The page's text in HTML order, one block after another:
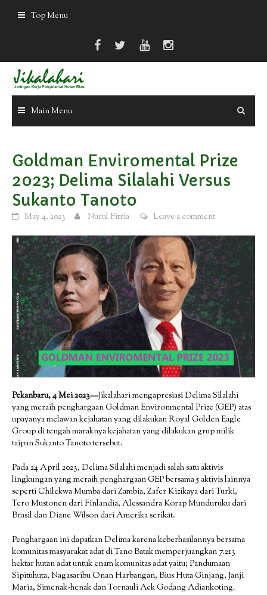
Top Menu
Main Menu
Goldman Enviromental Prize
2023; Delima Silalahi Versus
Sukanto Tanoto
May 4, 2023 Nurul Fitria Leave a comment
Pekanbaru, 4 Mei 2023—Jikalahari mengapresiasi Delima Silalahi
yang meraih penghargaan Goldman Environmental Prize (GEP) atas
upayanya melawan kejahatan yang dilakukan Royal Golden Eagle
Group di tengah maraknya kejahatan yang dilakukan grup milik
taipan Sukanto Tanoto tersebut.
Pada 24 April 2023, Delima Silalahi menjadi salah satu aktivis
lingkungan yang meraih penghargaan GEP bersama 5 aktivis lainnya
seperti Chilekwa Mumba dari Zambia, Zafer Kizikaya dari Turki,
Tero Mustonen dari Finlandia, Alessandra Korap Munduruku dari
Brasil dan Diane Wilson dari Amerika serikat.
Penghargaan ini dapatkan Delima karena keberhasilannya bersama
komunitas masyarakat adat di Tano Batak memperjuangkan 7.213
hektar hutan adat untuk enam komunitas adat yaitu; Pandumaan
Sipituhuta, Nagasaribu Onan Harbangan, Bius Huta Ginjang, Janji
Maria, Simenak-henak dan Tornauli Aek Godang Adiankoting.